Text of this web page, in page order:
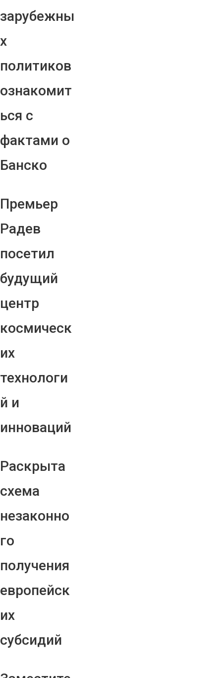
зарубежны
х
политиков
ознакомит
ься с
фактами о
Банско
Премьер
Радев
посетил
будущий
центр
космическ
их
технологи
й и
инноваций
Раскрыта
схема
незаконно
го
получения
европейск
их
субсидий